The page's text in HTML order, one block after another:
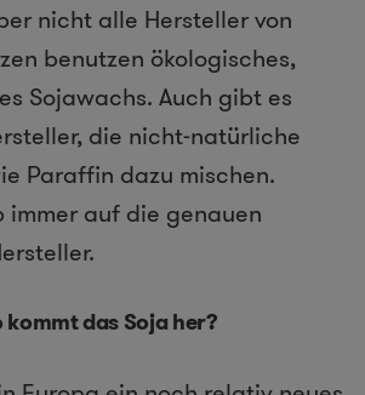
nicht alle Hersteller von
benutzen ökologisches,
Sojawachs. Auch gibt es
die nicht-natürliche
Paraffin dazu mischen.
immer auf die genauen
kommt das Soja her?